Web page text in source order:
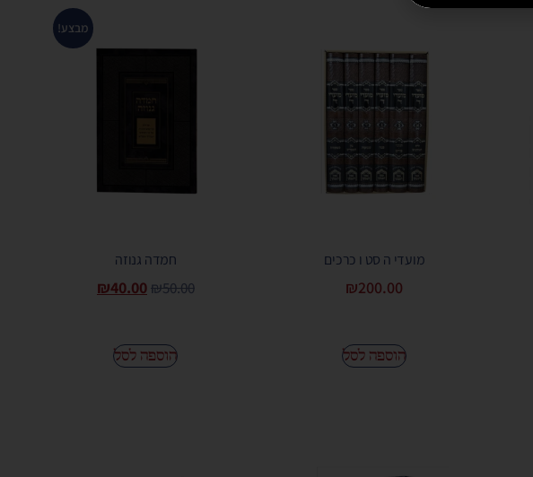
מועדי ה סט ו כרכים
₪200.00
הוספה לסל
מבצע!
חמדה גנוזה
₪50.00
₪40.00
הוספה לסל